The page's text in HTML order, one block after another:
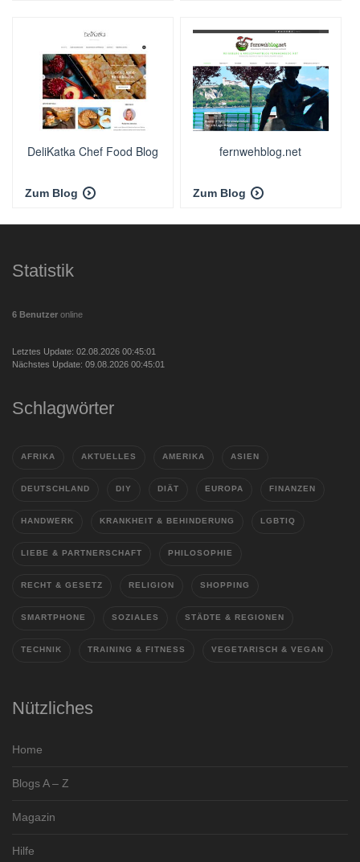
DeliKatka Chef Food Blog
Zum Blog
fernwehblog.net
Zum Blog
Statistik
6 Benutzer online
Letztes Update: 02.08.2026 00:45:01
Nächstes Update: 09.08.2026 00:45:01
Schlagwörter
AFRIKA AKTUELLES AMERIKA ASIEN
DEUTSCHLAND DIY DIÄT EUROPA FINANZEN
HANDWERK KRANKHEIT & BEHINDERUNG LGBTIQ
LIEBE & PARTNERSCHAFT PHILOSOPHIE
RECHT & GESETZ RELIGION SHOPPING
SMARTPHONE SOZIALES STÄDTE & REGIONEN
TECHNIK TRAINING & FITNESS VEGETARISCH & VEGAN
Nützliches
Home
Blogs A – Z
Magazin
Hilfe